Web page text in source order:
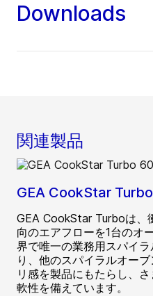
Downloads
関連製品
GEA CookStar Turbo
GEA CookStar Turboは、
向のエアフローを1台のオ
界で唯一の業務用スパイ
り、他のスパイラルオー
リ感を製品にもたらし、
軟性を備えています。